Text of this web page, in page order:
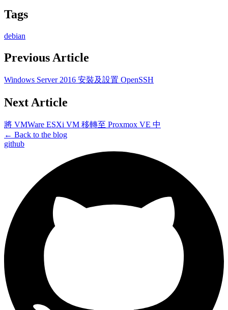
Tags
debian
Previous Article
Windows Server 2016 安裝及設置 OpenSSH
Next Article
將 VMWare ESXi VM 移轉至 Proxmox VE 中
← Back to the blog
github